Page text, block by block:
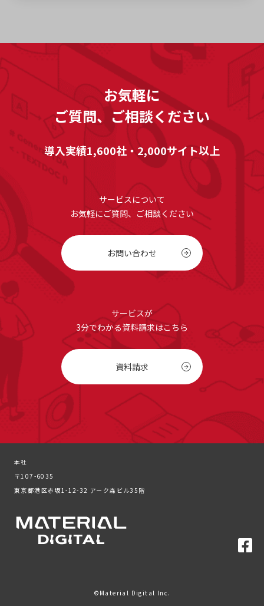
お気軽に
ご質問、ご相談ください
導入実績1,600社・2,000サイト以上
サービスについて
お気軽にご質問、ご相談ください
お問い合わせ
サービスが
3分でわかる資料請求はこちら
資料請求
本社
〒107-6035
東京都港区赤坂1-12-32 アーク森ビル35階
©Material Digital Inc.